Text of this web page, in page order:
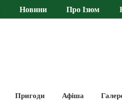
Новини Про Ізюм
Пригоди Афіша